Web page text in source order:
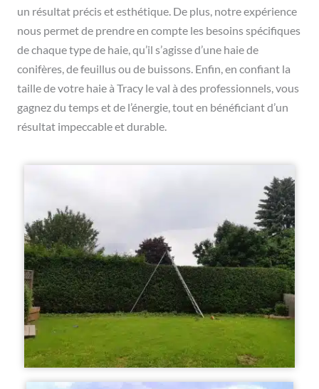
un résultat précis et esthétique. De plus, notre expérience
nous permet de prendre en compte les besoins spécifiques
de chaque type de haie, qu’il s’agisse d’une haie de
conifères, de feuillus ou de buissons. Enfin, en confiant la
taille de votre haie à Tracy le val à des professionnels, vous
gagnez du temps et de l’énergie, tout en bénéficiant d’un
résultat impeccable et durable.